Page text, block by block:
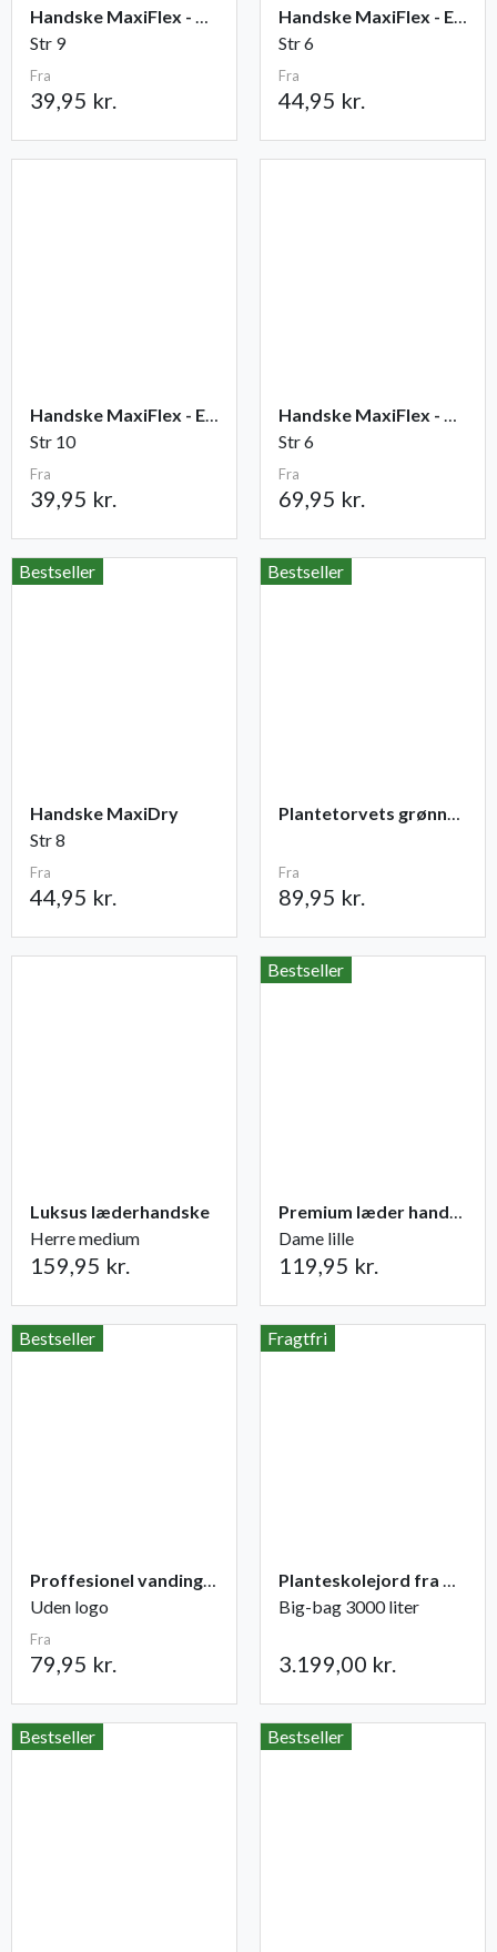
Handske MaxiFlex - Ultimate
Str 9
Fra
39,95 kr.
Handske MaxiFlex - Endurance
Str 6
Fra
44,95 kr.
Handske MaxiFlex - Elite
Str 10
Fra
39,95 kr.
Handske MaxiFlex - Cut
Str 6
Fra
69,95 kr.
Bestseller
Handske MaxiDry
Str 8
Fra
44,95 kr.
Bestseller
Plantetorvets grønne vandingspose 75 liter
Fra
89,95 kr.
Luksus læderhandske
Herre medium
159,95 kr.
Bestseller
Premium læder handske Flutter
Dame lille
119,95 kr.
Bestseller
Proffesionel vandingspose 100 liter
Uden logo
Fra
79,95 kr.
Fragtfri
Planteskolejord fra Champost
Big-bag 3000 liter
3.199,00 kr.
Bestseller Bestseller